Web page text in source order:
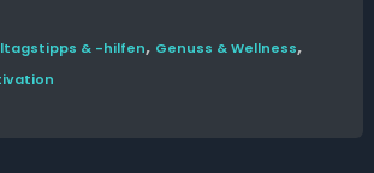
& -hilfen, Genuss & Wellness,